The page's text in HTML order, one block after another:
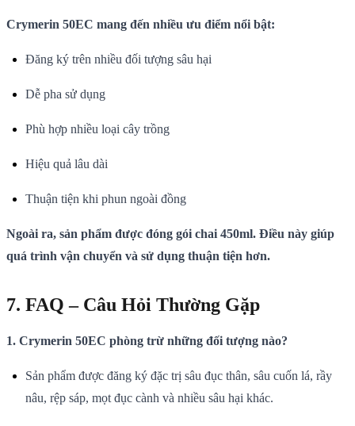
Crymerin 50EC mang đến nhiều ưu điểm nổi bật:
Đăng ký trên nhiều đối tượng sâu hại
Dễ pha sử dụng
Phù hợp nhiều loại cây trồng
Hiệu quả lâu dài
Thuận tiện khi phun ngoài đồng
Ngoài ra, sản phẩm được đóng gói chai 450ml. Điều này giúp
quá trình vận chuyển và sử dụng thuận tiện hơn.
7. FAQ – Câu Hỏi Thường Gặp
1. Crymerin 50EC phòng trừ những đối tượng nào?
Sản phẩm được đăng ký đặc trị sâu đục thân, sâu cuốn lá, rầy
nâu, rệp sáp, mọt đục cành và nhiều sâu hại khác.